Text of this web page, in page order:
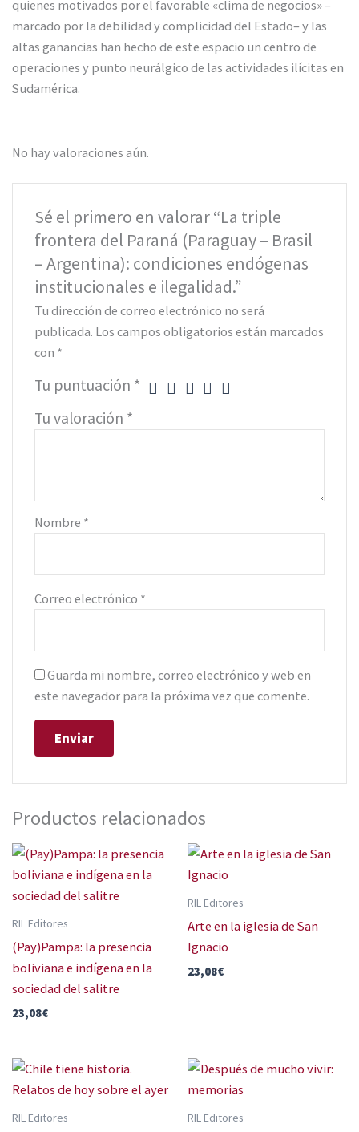
quienes motivados por el favorable «clima de negocios» –
marcado por la debilidad y complicidad del Estado– y las
altas ganancias han hecho de este espacio un centro de
operaciones y punto neurálgico de las actividades ilícitas en
Sudamérica.
No hay valoraciones aún.
Sé el primero en valorar “La triple
frontera del Paraná (Paraguay – Brasil
– Argentina): condiciones endógenas
institucionales e ilegalidad.”
Tu dirección de correo electrónico no será
publicada. Los campos obligatorios están marcados
con *
Tu puntuación *
Tu valoración *
Nombre *
Correo electrónico *
Guarda mi nombre, correo electrónico y web en
este navegador para la próxima vez que comente.
Productos relacionados
RIL Editores
(Pay)Pampa: la presencia
boliviana e indígena en la
sociedad del salitre
23,08€
RIL Editores
Arte en la iglesia de San
Ignacio
23,08€
RIL Editores RIL Editores